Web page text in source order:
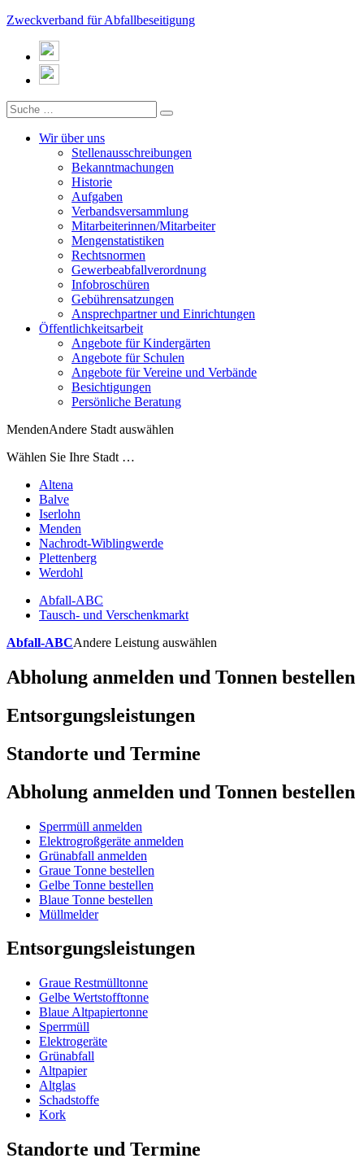
Zweckverband für Abfallbeseitigung
Wir über uns
Stellenausschreibungen
Bekanntmachungen
Historie
Aufgaben
Verbandsversammlung
Mitarbeiterinnen/Mitarbeiter
Mengenstatistiken
Rechtsnormen
Gewerbeabfallverordnung
Infobroschüren
Gebührensatzungen
Ansprechpartner und Einrichtungen
Öffentlichkeitsarbeit
Angebote für Kindergärten
Angebote für Schulen
Angebote für Vereine und Verbände
Besichtigungen
Persönliche Beratung
MendenAndere Stadt auswählen
Wählen Sie Ihre Stadt …
Altena
Balve
Iserlohn
Menden
Nachrodt-Wiblingwerde
Plettenberg
Werdohl
Abfall-ABC
Tausch- und Verschenkmarkt
Abfall-ABCAndere Leistung auswählen
Abholung anmelden und Tonnen bestellen
Entsorgungsleistungen
Standorte und Termine
Abholung anmelden und Tonnen bestellen
Sperrmüll anmelden
Elektrogroßgeräte anmelden
Grünabfall anmelden
Graue Tonne bestellen
Gelbe Tonne bestellen
Blaue Tonne bestellen
Müllmelder
Entsorgungsleistungen
Graue Restmülltonne
Gelbe Wertstofftonne
Blaue Altpapiertonne
Sperrmüll
Elektrogeräte
Grünabfall
Altpapier
Altglas
Schadstoffe
Kork
Standorte und Termine